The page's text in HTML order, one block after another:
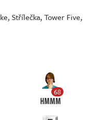
,Střílečka,Tower Five,
68
HMMM